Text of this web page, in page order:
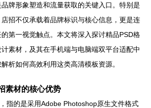
牌形象塑造和流量获取的关键入口。特别是
招不仅承载着品牌标识与核心信息，更是连
第一视觉触点。本文将深入探讨精品PSD格
素材，及其在手机端与电脑端双平台适配中
析如何高效利用这类高清模板资源。
素材的核心优势
，指的是采用Adobe Photoshop原生文件格式